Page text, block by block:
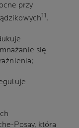
przy
11.
się
Posay, która